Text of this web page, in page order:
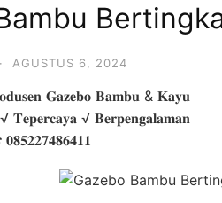
· AGUSTUS 6, 2024
𝐆𝐚𝐳𝐞𝐛𝐨 𝐁𝐚𝐦𝐛𝐮 & 𝐊𝐚𝐲𝐮
𝐓𝐞𝐩𝐞𝐫𝐜𝐚𝐲𝐚 √ 𝐁𝐞𝐫𝐩𝐞𝐧𝐠𝐚𝐥𝐚𝐦𝐚𝐧
𝟎𝟖𝟓𝟐𝟐𝟕𝟒𝟖𝟔𝟒𝟏𝟏